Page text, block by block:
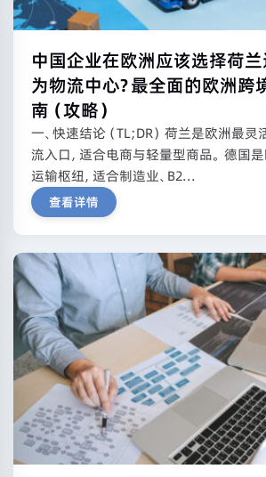
中国企业在欧洲应该选择荷
为物流中心？最全面的欧洲跨
南（攻略）
一、快速结论（TL;DR） 荷兰是欧洲最灵
流入口，适合电商与轻量型商品。 德国
运输枢纽，适合制造业、B2...
查看详情